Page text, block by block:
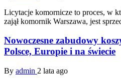
Licytacje komornicze to proces, w
zajął komornik Warszawa, jest
Nowoczesne zabudowy
Polsce, Europie i na świecie
By admin 2 lata ago